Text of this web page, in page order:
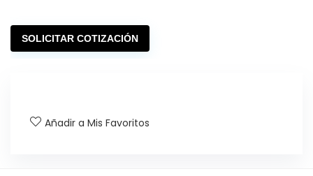
SOLICITAR COTIZACIÓN
Añadir a Mis Favoritos